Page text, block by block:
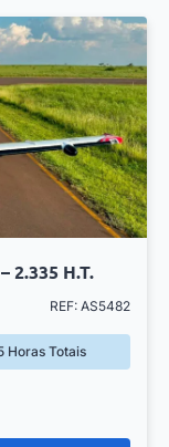
2.335 H.T.
REF: AS5482
Horas Totais